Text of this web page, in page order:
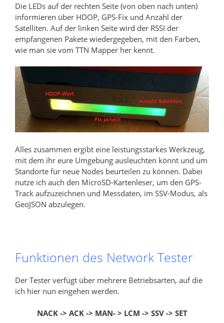
Die LEDs auf der rechten Seite (von oben nach unten)
informieren über HDOP, GPS-Fix und Anzahl der
Satelliten. Auf der linken Seite wird der RSSI der
empfangenen Pakete wiedergegeben, mit den Farben,
wie man sie vom TTN Mapper her kennt.
Alles zusammen ergibt eine leistungsstarkes Werkzeug,
mit dem ihr eure Umgebung ausleuchten könnt und um
Standorte für neue Nodes beurteilen zu können. Dabei
nutze ich auch den MicroSD-Kartenleser, um den GPS-
Track aufzuzeichnen und Messdaten, im SSV-Modus, als
GeoJSON abzulegen.
Funktionen des Network Tester
Der Tester verfügt über mehrere Betriebsarten, auf die
ich hier nun eingehen werden.
NACK -> ACK -> MAN- > LCM -> SSV -> SET